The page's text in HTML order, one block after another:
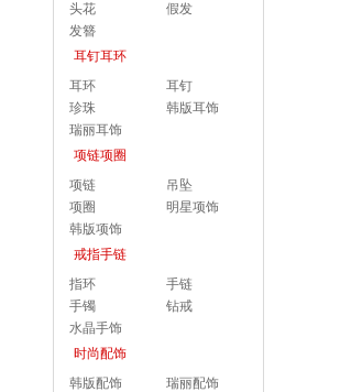
头花
假发
发簪
耳钉耳环
耳环
耳钉
珍珠
韩版耳饰
瑞丽耳饰
项链项圈
项链
吊坠
项圈
明星项饰
韩版项饰
戒指手链
指环
手链
手镯
钻戒
水晶手饰
时尚配饰
韩版配饰
瑞丽配饰